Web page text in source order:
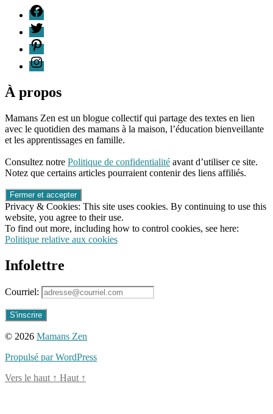
Étiquettes
activité
en
famille
alternative
play
blog
de
à
la
maison,
pour
parents,
blog
québécois,
écologique,
économique,
ingrédients
non-
pâte
modeler
maison
naturelle
recette
en
famille ,
vraie
pâte
à
F
T
P
I
À propos
Mamans Zen est un blogue collectif qui partage des textes en lien
avec le quotidien des mamans à la maison, l’éducation bienveillante
et les apprentissages en famille.
Consultez notre Politique de confidentialité avant d’utiliser ce site.
Notez que certains articles pourraient contenir des liens affiliés.
Privacy & Cookies: This site uses cookies. By continuing to use this
website, you agree to their use.
To find out more, including how to control cookies, see here:
Politique relative aux cookies
Infolettre
Courriel:
© 2026 Mamans Zen
Propulsé par WordPress
Vers le haut ↑ Haut ↑